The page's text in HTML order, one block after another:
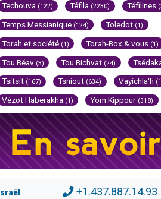
Techouva (122) Téfila (2230) Téfilines
Temps Messianique (124) Toledot (1)
Torah et société (1) Torah-Box & vous (1)
Tou Béav (3) Tou Bichvat (24)
Tsitsit (167) Tsniout (634) Vayichla'h
Vézot Haberakha (1) Yom Kippour (318)
Israël +1.437.887.14.93